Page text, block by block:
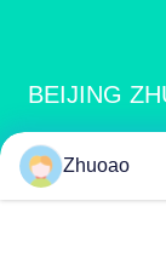
BEIJING
Zhuoao